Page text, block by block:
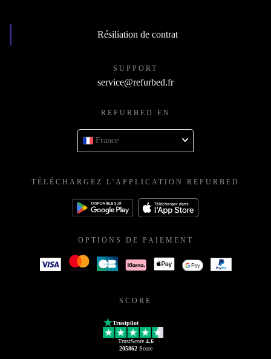
Résiliation de contrat
SUPPORT
service@refurbed.fr
REFURBED EN
France
TÉLÉCHARGEZ L'APPLICATION REFURBED
OPTIONS DE PAIEMENT
SCORE
Trustpilot
TrustScore 4.6
205862Score